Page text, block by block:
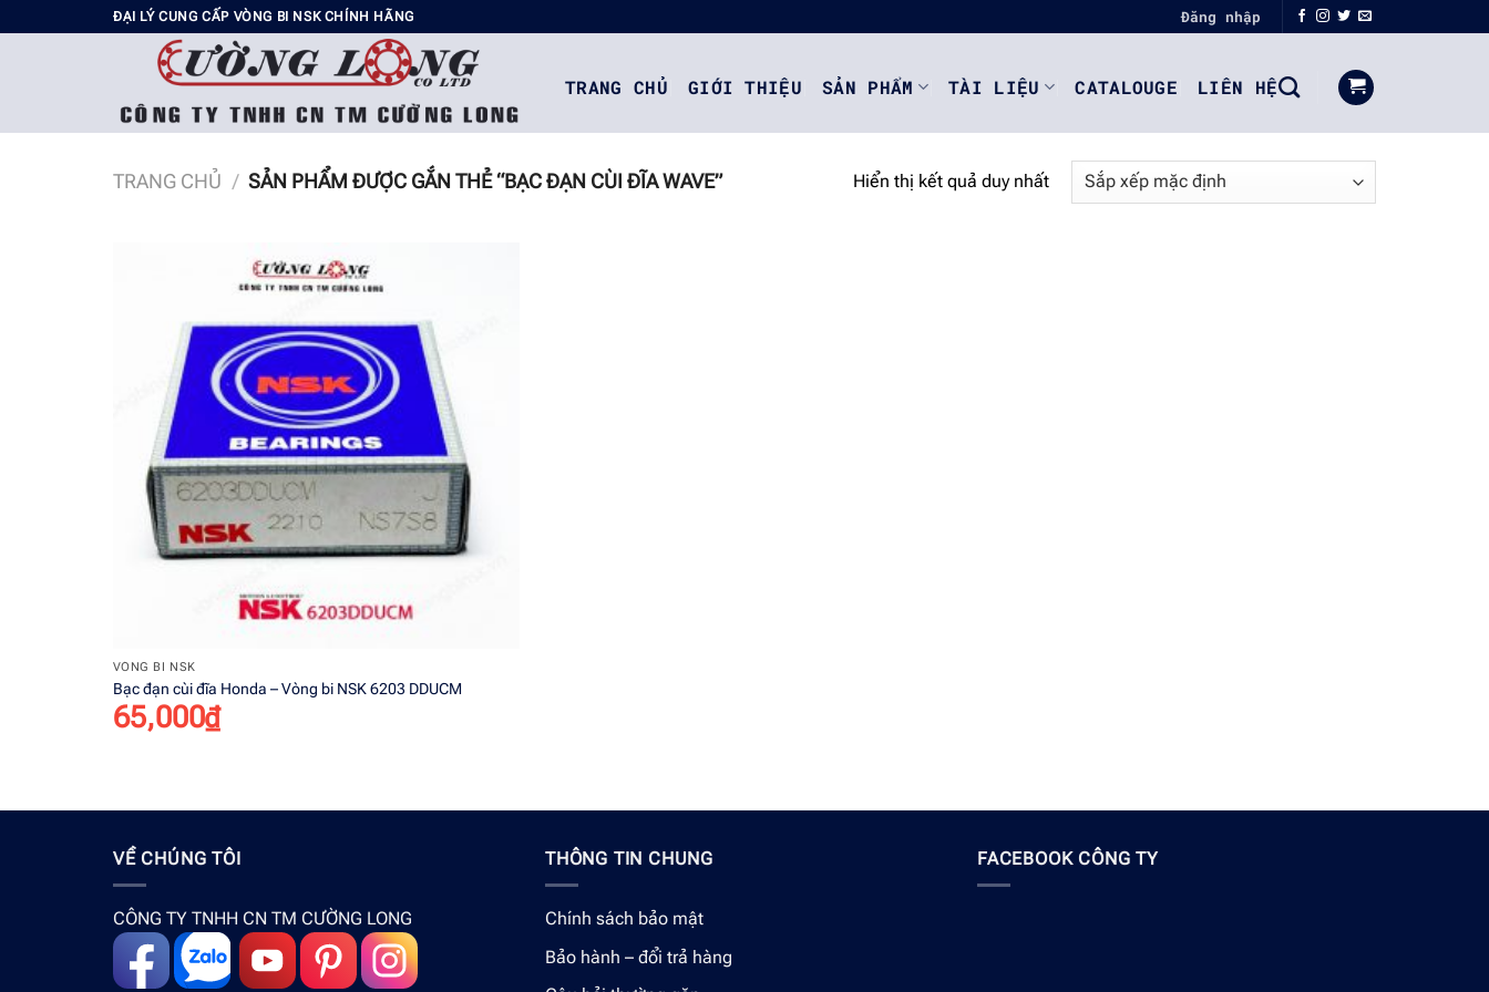
đến
ĐẠI LÝ CUNG CẤP VÒNG BI NSK CHÍNH HÃNG Đăng nhập
TRANG CHỦ GIỚI THIỆU SẢN PHẨM TÀI LIỆU CATALOUGE LIÊN HỆ
TRANG CHỦ / SẢN PHẨM ĐƯỢC GẮN THẺ “BẠC ĐẠN CÙI ĐĨA WAVE” Hiển thị kết quả duy nhất
VÒNG BI NSK
Bạc đạn cùi đĩa Honda – Vòng bi NSK 6203 DDUCM
65,000₫
VỀ CHÚNG TÔI
CÔNG TY TNHH CN TM CƯỜNG LONG
THÔNG TIN CHUNG
Chính sách bảo mật
Bảo hành – đổi trả hàng
FACEBOOK CÔNG TY